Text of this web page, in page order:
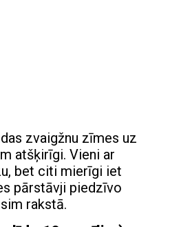
zvaigžnu zīmes uz
atšķirīgi. Vieni ar
bet citi mierīgi iet
pārstāvji piedzīvo
rakstā.